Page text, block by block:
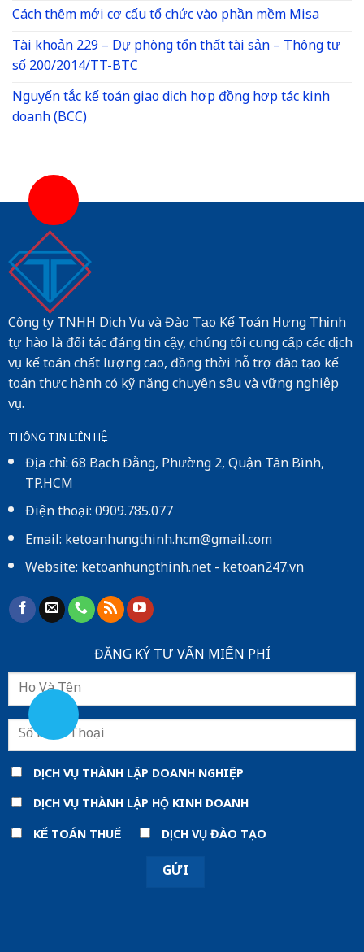
Cách thêm mới cơ cấu tổ chức vào phần mềm Misa
Tài khoản 229 – Dự phòng tổn thất tài sản – Thông tư
số 200/2014/TT-BTC
Nguyến tắc kế toán giao dịch hợp đồng hợp tác kinh
doanh (BCC)
Công ty TNHH Dịch Vụ và Đào Tạo Kế Toán Hưng Thịnh
tự hào là đối tác đáng tin cậy, chúng tôi cung cấp các dịch
vụ kế toán chất lượng cao, đồng thời hỗ trợ đào tạo kế
toán thực hành có kỹ năng chuyên sâu và vững nghiệp
vụ.
THÔNG TIN LIÊN HỆ
Địa chỉ: 68 Bạch Đằng, Phường 2, Quận Tân Bình,
TP.HCM
Điện thoại: 0909.785.077
Email: ketoanhungthinh.hcm@gmail.com
Website:ketoanhungthinh.net-ketoan247.vn
ĐĂNG KÝ TƯ VẤN MIẾN PHÍ
DỊCH VỤ THÀNH LẬP DOANH NGHIỆP
DỊCH VỤ THÀNH LẬP HỘ KINH DOANH
KẾ TOÁN THUẾ
DỊCH VỤ ĐÀO TẠO